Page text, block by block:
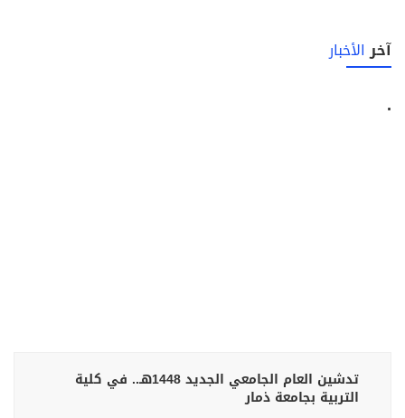
آخرالأخبار
.
تدشين العام الجامعي الجديد 1448هـ.. في كلية
التربية بجامعة ذمار